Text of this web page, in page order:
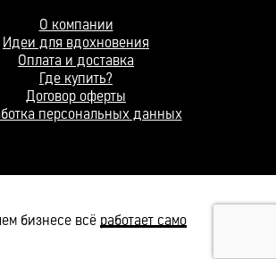
О компании
Идеи для вдохновения
Оплата и доставка
Где купить?
Договор оферты
персональных данных
бизнесе всё работает само